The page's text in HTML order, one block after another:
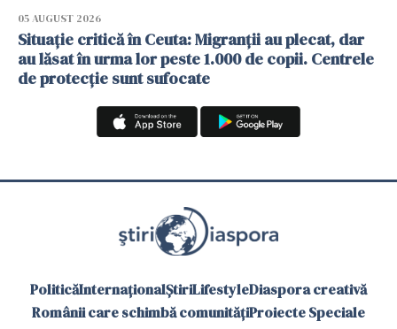
05 AUGUST 2026
Situație critică în Ceuta: Migranții au plecat, dar
au lăsat în urma lor peste 1.000 de copii. Centrele
de protecție sunt sufocate
PoliticăInternaționalȘtiriLifestyleDiaspora creativă
Românii care schimbă comunitățiProiecte Speciale